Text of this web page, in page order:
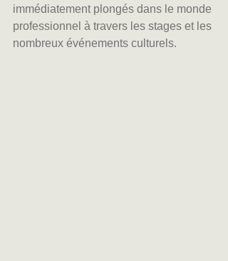
immédiatement plongés dans le monde
professionnel à travers les stages et les
nombreux événements culturels.